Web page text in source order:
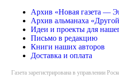
Архив «Новая газета —
Архив альманаха
Идеи и проекты для
Письмо в редакцию
Книги наших авторов
Доставка и оплата
Газета зарегистрирована в управлении